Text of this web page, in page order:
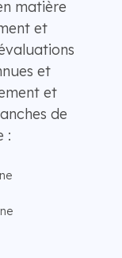
matière
et
et
et
de
: